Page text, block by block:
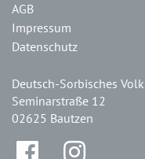
AGB
Impressum
Datenschutz
Deutsch-Sorbisches
Seminarstraße 12
02625 Bautzen